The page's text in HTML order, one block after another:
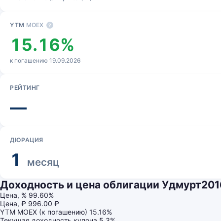
YTM MOEX ?
15.16%
к погашению 19.09.2026
РЕЙТИНГ
—
ДЮРАЦИЯ
1
месяц
Доходность и цена облигации
Цена, % 99.60%
Цена, ₽ 996.00 ₽
YTM MOEX (к погашению) 15.16%